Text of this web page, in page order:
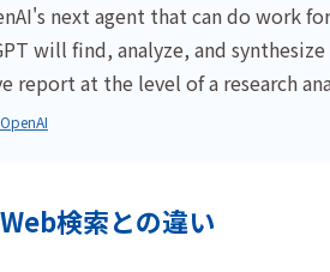
next agent that can do work
will find, analyze, and
report at the level of a research
検索との違い